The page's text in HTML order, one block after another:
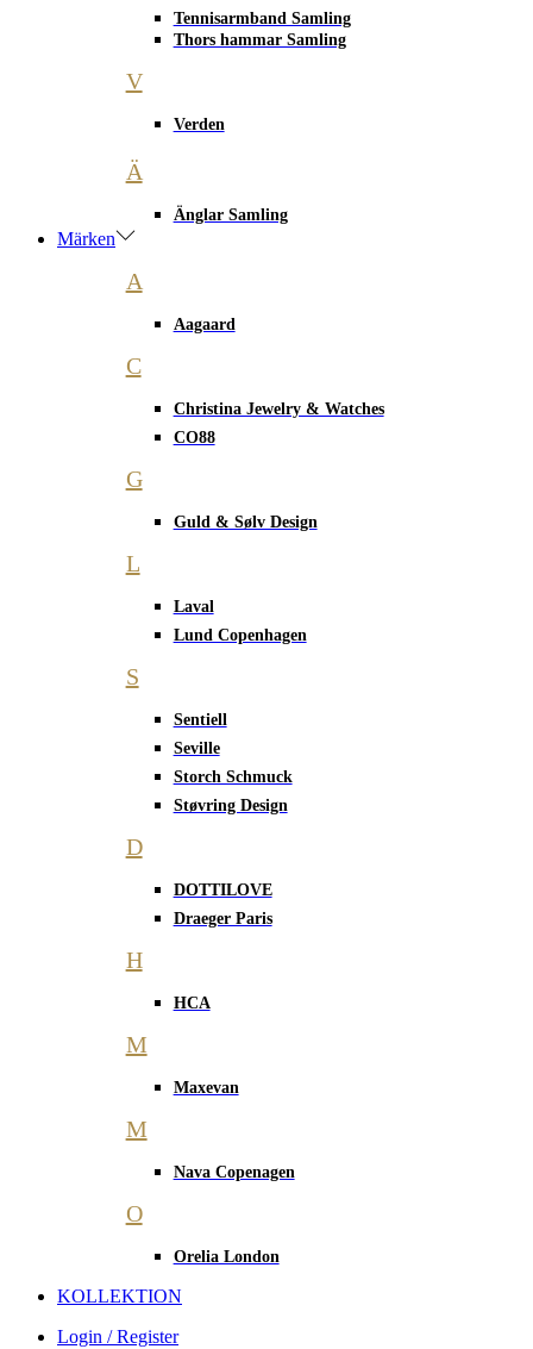
Tennisarmband Samling
Thors hammar Samling
V
Verden
Ä
Änglar Samling
Märken
A
Aagaard
C
Christina Jewelry & Watches
CO88
G
Guld & Sølv Design
L
Laval
Lund Copenhagen
S
Sentiell
Seville
Storch Schmuck
Støvring Design
D
DOTTILOVE
Draeger Paris
H
HCA
M
Maxevan
M
Nava Copenagen
O
Orelia London
KOLLEKTION
Login / Register